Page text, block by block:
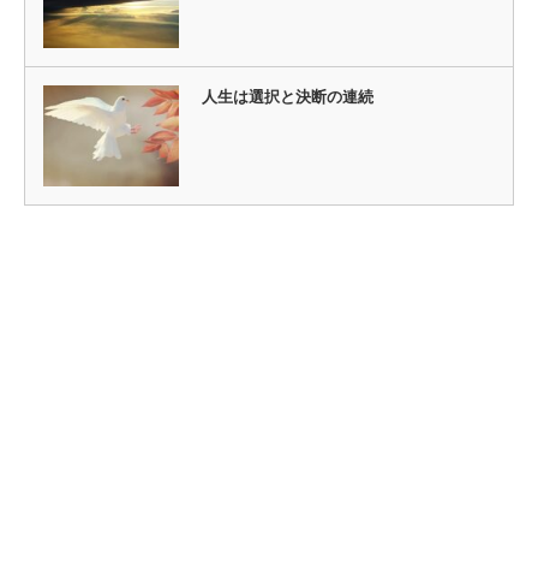
人生は選択と決断の連続